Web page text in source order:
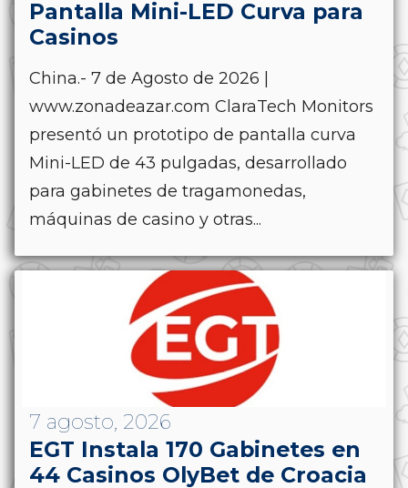
Pantalla Mini-LED Curva para
Casinos
China.- 7 de Agosto de 2026 |
www.zonadeazar.com ClaraTech Monitors
presentó un prototipo de pantalla curva
Mini-LED de 43 pulgadas, desarrollado
para gabinetes de tragamonedas,
máquinas de casino y otras...
7 agosto, 2026
EGT Instala 170 Gabinetes en
44 Casinos OlyBet de Croacia